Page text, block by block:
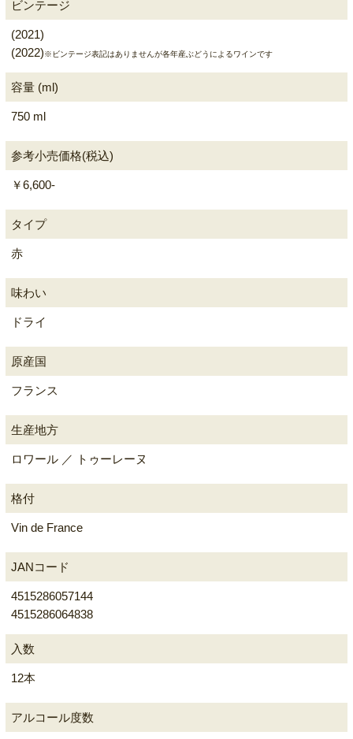
ビンテージ
(2021)
(2022)※ビンテージ表記はありませんが各年産ぶどうによるワインです
容量 (ml)
750 ml
参考小売価格(税込)
￥6,600-
タイプ
赤
味わい
ドライ
原産国
フランス
生産地方
ロワール ／ トゥーレーヌ
格付
Vin de France
JANコード
4515286057144
4515286064838
入数
12本
アルコール度数